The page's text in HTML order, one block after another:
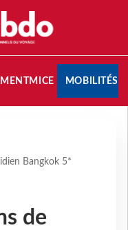
MICE MOBILITÉS
Bangkok 5*
de